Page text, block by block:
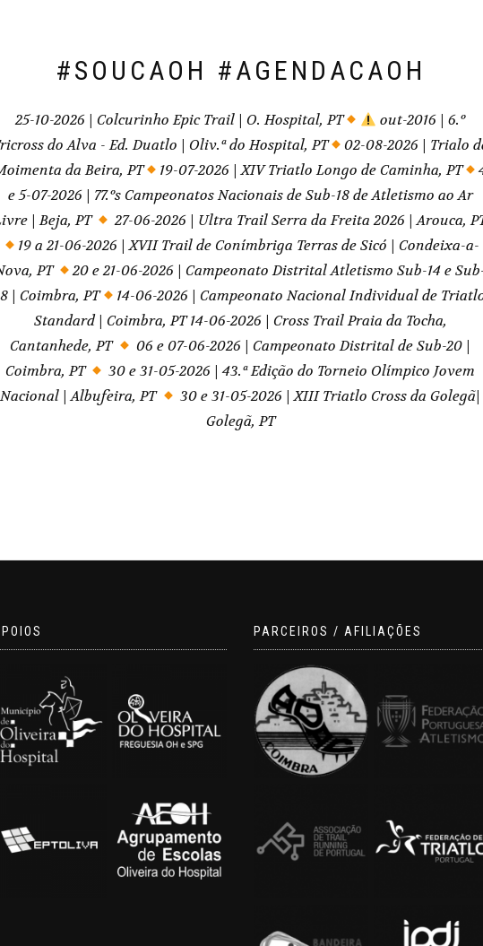
Tricross do Alva - Ed. Duatlo | Oliv.ª do Hospital, PT
02-08-2026 | Trialo de
Moimenta da Beira, PT
19-07-2026 | XIV Triatlo Longo de Caminha, PT
e 5-07-2026 | 77.ºs Campeonatos Nacionais de Sub-18 de Atletismo ao Ar
Livre | Beja, PT
27-06-2026 | Ultra Trail Serra da Freita 2026 | Arouca, PT
19 a 21-06-2026 | XVII Trail de Conímbriga Terras de Sicó | Condeixa-a-
Nova, PT
20 e 21-06-2026 | Campeonato Distrital Atletismo Sub-14 e Sub-
18 | Coimbra, PT
14-06-2026 | Campeonato Nacional Individual de Triatlo
Standard | Coimbra, PT 14-06-2026 | Cross Trail Praia da Tocha,
06 e 07-06-2026 | Campeonato Distrital de Sub-20 |
Coimbra, PT
30 e 31-05-2026 | 43.ª Edição do Torneio Olímpico Jovem
Nacional | Albufeira, PT
30 e 31-05-2026 | XIII Triatlo Cross da Golegã|
Golegã, PT